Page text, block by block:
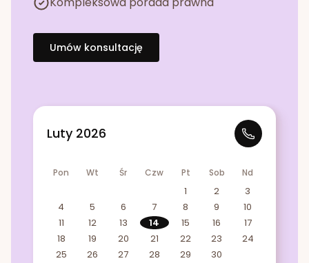
Umów konsultację
Luty 2026
Pon Wt Śr Czw Pt Sob Nd
1 2
3
4
5 6 7 8 9
10
11
12 13 14 15 16
17
18
19 20 21 22 23
24
25
26 27 28 29 30